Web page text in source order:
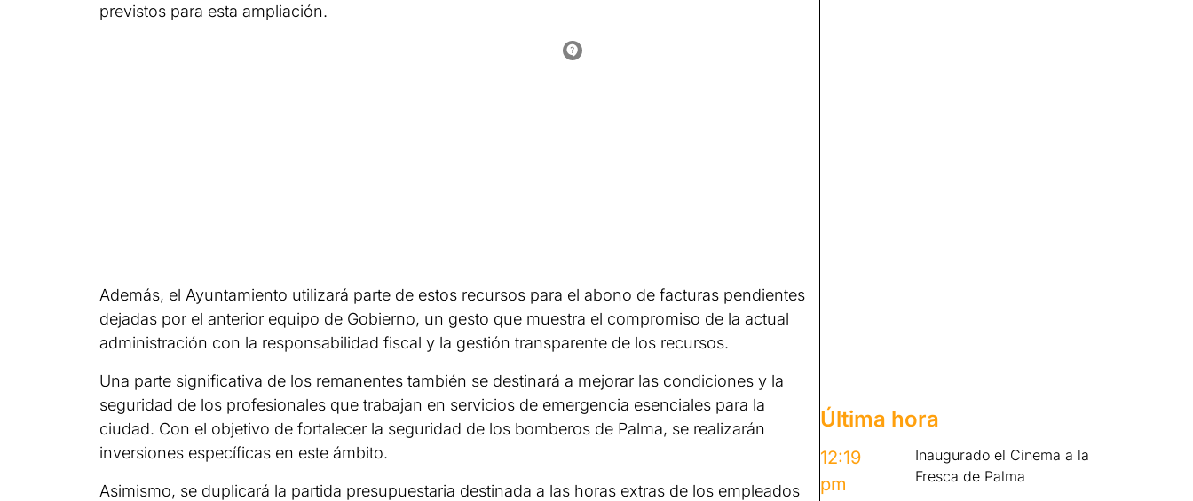
previstos para esta ampliación.
Además, el Ayuntamiento utilizará parte de estos recursos para el abono de facturas pendientes
dejadas por el anterior equipo de Gobierno, un gesto que muestra el compromiso de la actual
administración con la responsabilidad fiscal y la gestión transparente de los recursos.
Una parte significativa de los remanentes también se destinará a mejorar las condiciones y la
seguridad de los profesionales que trabajan en servicios de emergencia esenciales para la
ciudad. Con el objetivo de fortalecer la seguridad de los bomberos de Palma, se realizarán
inversiones específicas en este ámbito.
Asimismo, se duplicará la partida presupuestaria destinada a las horas extras de los empleados
Última hora
12:19
pm
Inaugurado el Cinema a la
Fresca de Palma